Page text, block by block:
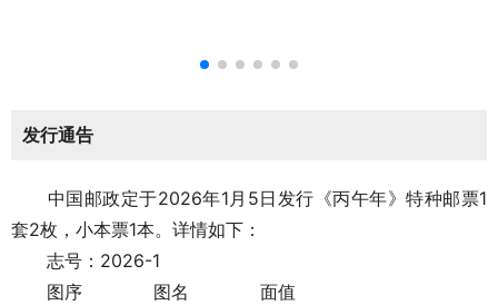
发行通告
中国邮政定于2026年1月5日发行《丙午年》特种邮票1
套2枚，小本票1本。详情如下：
志号：2026-1
图序 图名 面值